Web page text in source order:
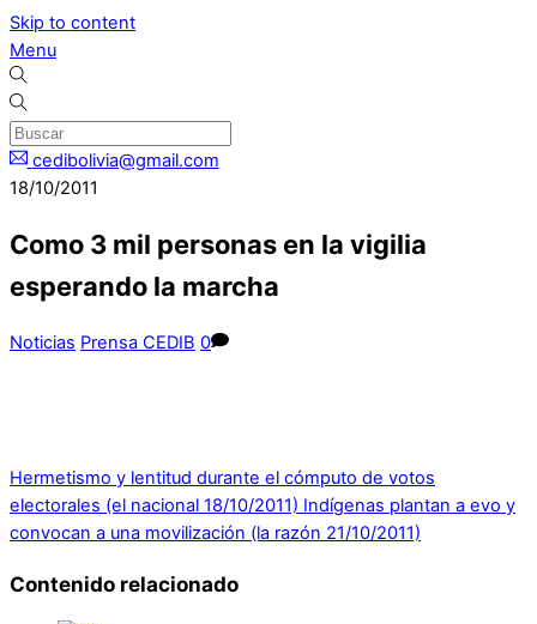
Skip to content
Menu
cedibolivia@gmail.com
18/10/2011
Como 3 mil personas en la vigilia
esperando la marcha
Noticias Prensa CEDIB 0
Hermetismo y lentitud durante el cómputo de votos
electorales (el nacional 18/10/2011) Indígenas plantan a evo y
convocan a una movilización (la razón 21/10/2011)
Contenido relacionado